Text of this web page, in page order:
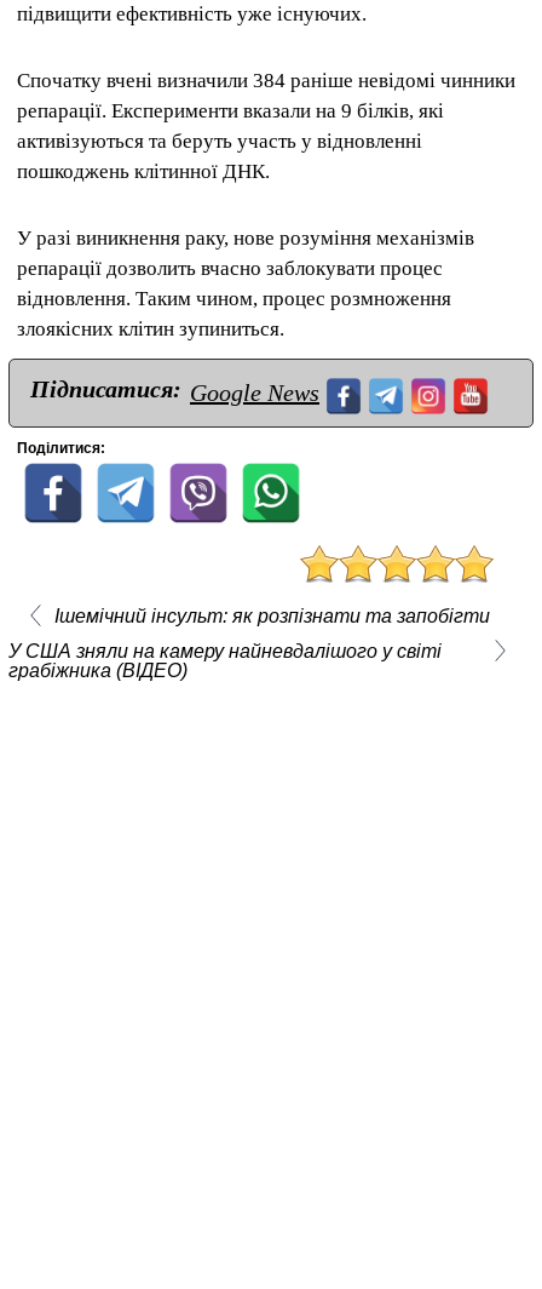
підвищити ефективність уже існуючих.
Спочатку вчені визначили 384 раніше невідомі чинники
репарації. Експерименти вказали на 9 білків, які
активізуються та беруть участь у відновленні
пошкоджень клітинної ДНК.
У разі виникнення раку, нове розуміння механізмів
репарації дозволить вчасно заблокувати процес
відновлення. Таким чином, процес розмноження
злоякісних клітин зупиниться.
Підписатися: Google News
Поділитися:
Ішемічний інсульт: як розпізнати та запобігти
У США зняли на камеру найневдалішого у світі
грабіжника (ВІДЕО)